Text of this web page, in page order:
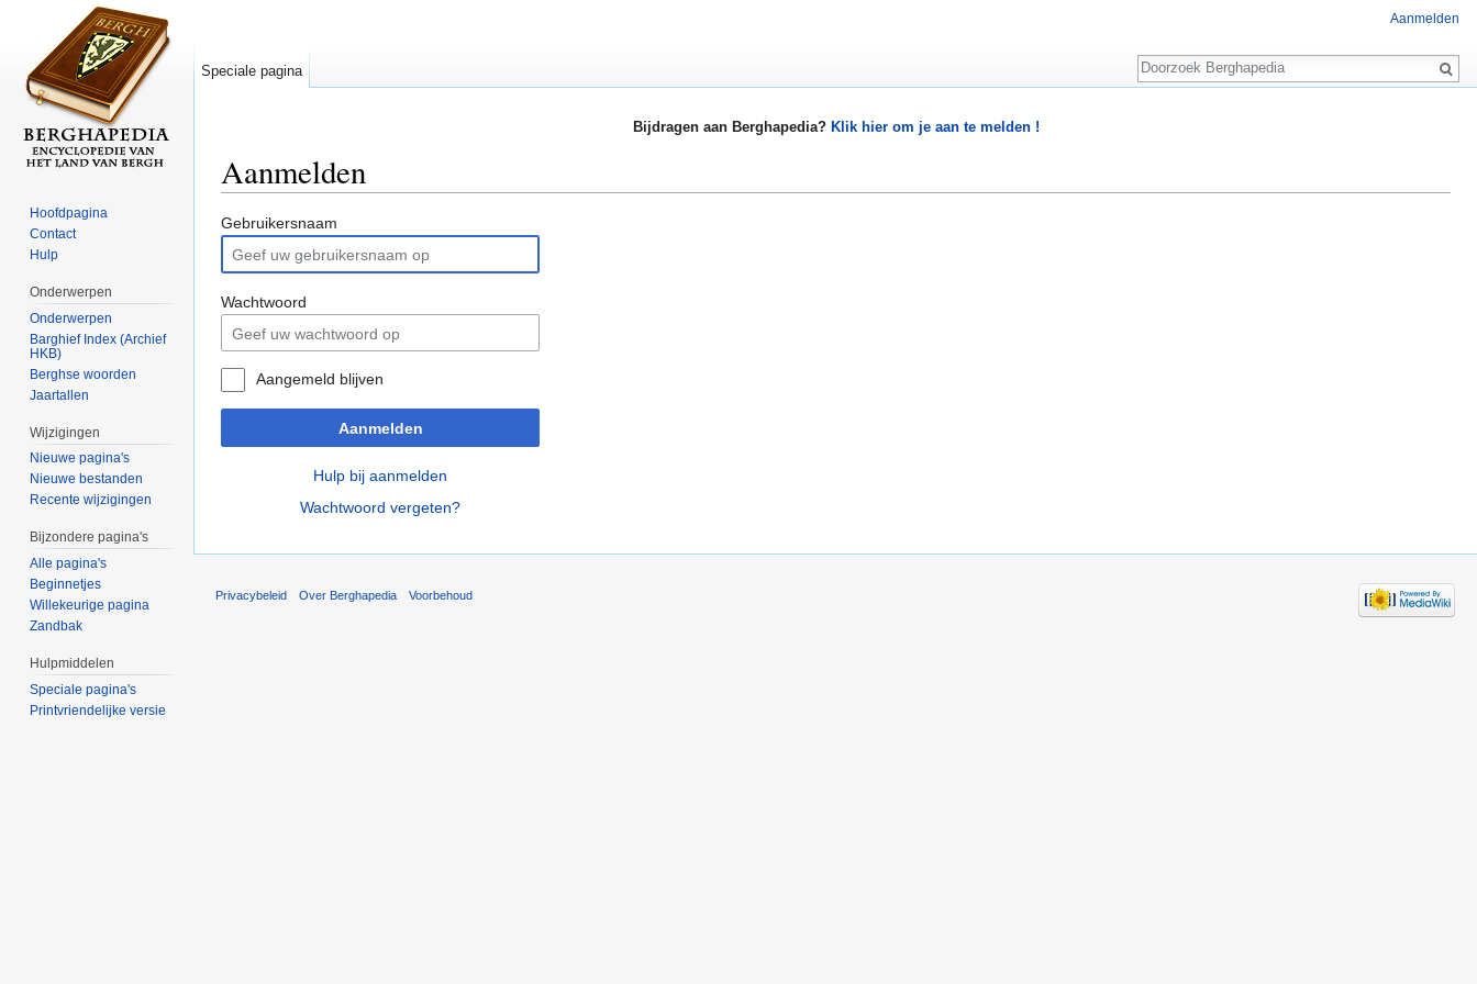
Bijdragen aan Berghapedia? Klik hier om je aan te melden !
Aanmelden
Gebruikersnaam
Wachtwoord
Aangemeld blijven
Aanmelden
Hulp bij aanmelden
Wachtwoord vergeten?
Aanmelden
Speciale pagina
Zoeken
Hoofdpagina
Contact
Hulp
Onderwerpen
Onderwerpen
Barghief Index (Archief
HKB)
Berghse woorden
Jaartallen
Wijzigingen
Nieuwe pagina's
Nieuwe bestanden
Recente wijzigingen
Bijzondere pagina's
Alle pagina's
Beginnetjes
Willekeurige pagina
Zandbak
Hulpmiddelen
Speciale pagina's
Printvriendelijke versie
Privacybeleid Over Berghapedia Voorbehoud